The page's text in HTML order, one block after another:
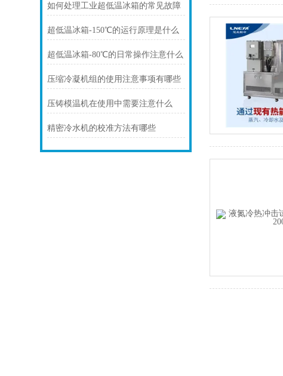
如何处理工业超低温冰箱的常见故障
超低温冰箱-150℃的运行原理是什么
超低温冰箱-80℃的日常操作注意什么
压缩冷凝机组的使用注意事项有哪些
压铸模温机在使用中需要注意什么
精密冷水机的校准方法有哪些